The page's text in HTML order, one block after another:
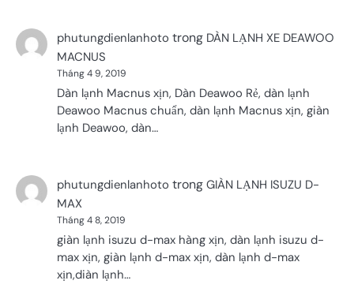
phutungdienlanhoto trong DÀN LẠNH XE DEAWOO
MACNUS
Tháng 4 9, 2019
Dàn lạnh Macnus xịn, Dàn Deawoo Rẻ, dàn lạnh
Deawoo Macnus chuẩn, dàn lạnh Macnus xịn, giàn
lạnh Deawoo, dàn…
phutungdienlanhoto trong GIÀN LẠNH ISUZU D-
MAX
Tháng 4 8, 2019
giàn lạnh isuzu d-max hàng xịn, dàn lạnh isuzu d-
max xịn, giàn lạnh d-max xịn, dàn lạnh d-max
xịn,diàn lạnh…